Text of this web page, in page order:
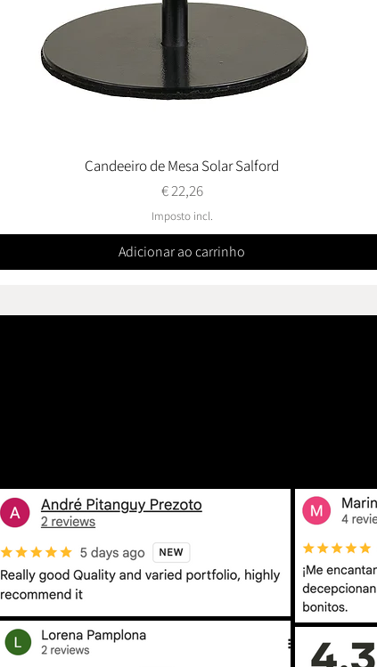
Visualização rápida
Candeeiro de Mesa Solar Salford
Preço
€ 22,26
Imposto incl.
Adicionar ao carrinho